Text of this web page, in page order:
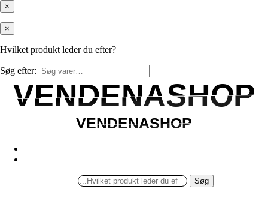
×
×
Hvilket produkt leder du efter?
Søg efter:
VENDENASHOP
VENDENASHOP
VENDENASHOP
VENDENASHOP
Søg